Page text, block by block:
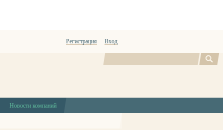
Регистрация Вход
Поиск
Новости компаний